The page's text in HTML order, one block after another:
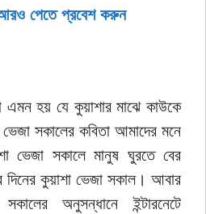
পেতে প্রবেশ করুন
এমন হয় যে কুয়াশার মাঝে কাউকে
সকালের কবিতা আমাদের মনে
ভেজা সকালে মানুষ ঘুরতে বের
কুয়াশা ভেজা সকাল। আবার
অনুসন্ধানে ইন্টারনেটে